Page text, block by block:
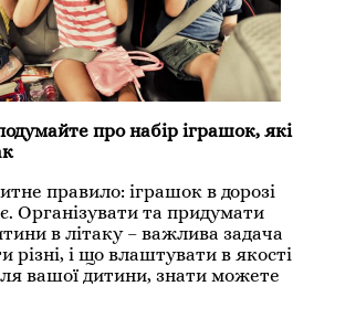
про набір іграшок, які
правило: іграшок в дорозі
Організувати та придумати
в літаку – важлива задача
різні, і що влаштувати в якості
вашої дитини, знати можете